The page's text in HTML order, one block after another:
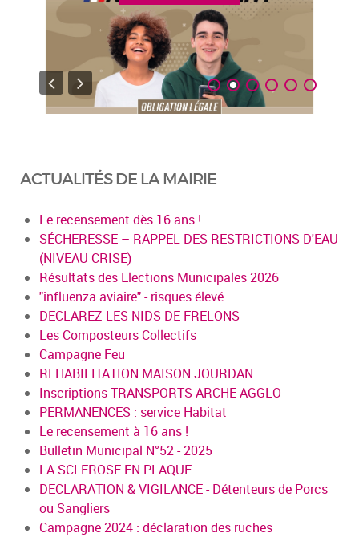
ACTUALITÉS DE LA MAIRIE
Le recensement dès 16 ans !
SÉCHERESSE – RAPPEL DES RESTRICTIONS D'EAU
(NIVEAU CRISE)
Résultats des Elections Municipales 2026
"influenza aviaire" - risques élevé
DECLAREZ LES NIDS DE FRELONS
Les Composteurs Collectifs
Campagne Feu
REHABILITATION MAISON JOURDAN
Inscriptions TRANSPORTS ARCHE AGGLO
PERMANENCES : service Habitat
Le recensement à 16 ans !
Bulletin Municipal N°52 - 2025
LA SCLEROSE EN PLAQUE
DECLARATION & VIGILANCE - Détenteurs de Porcs
ou Sangliers
Campagne 2024 : déclaration des ruches